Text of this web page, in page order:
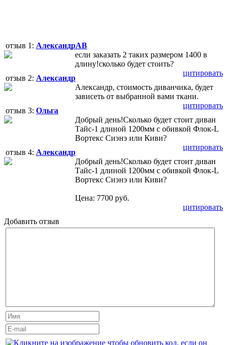
отзыв 1: АлександрАВ
если заказать 2 таких размером 1400 в
длину!сколько будет стоить?
цитировать
отзыв 2: Александр
Александр, стоимость диванчика, будет
зависеть от выбранной вами ткани.
цитировать
отзыв 3: Ольга
Добрый день!Сколько будет стоит диван
Тайс-1 длиной 1200мм с обивкой Флок-L
Вортекс Сиэнэ или Киви?
цитировать
отзыв 4: Александр
Добрый день!Сколько будет стоит диван
Тайс-1 длиной 1200мм с обивкой Флок-L
Вортекс Сиэнэ или Киви?
Цена: 7700 руб.
цитировать
Добавить отзыв